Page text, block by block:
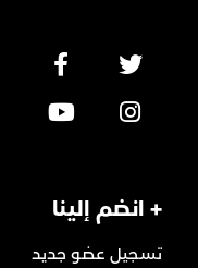
+ انضم إلينا
تسجيل عضو جديد